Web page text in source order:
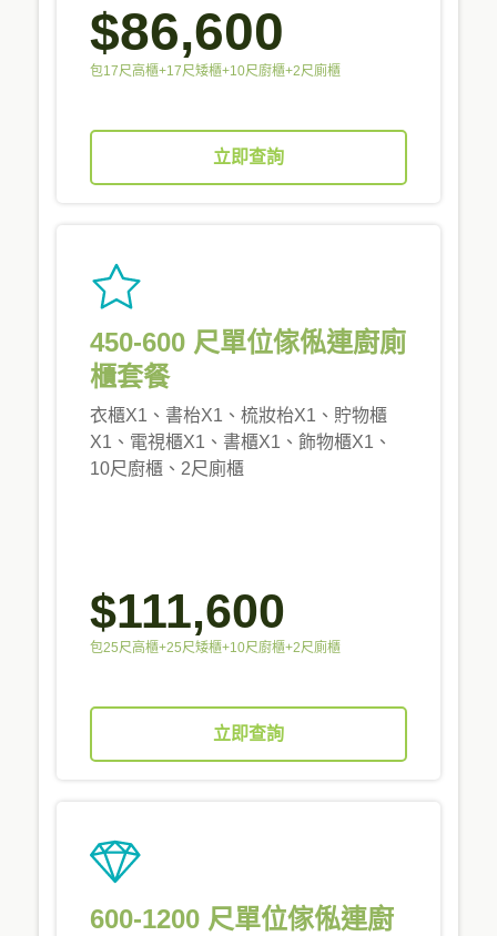
$86,600
包17尺高櫃+17尺矮櫃+10尺廚櫃+2尺廁櫃
立即查詢
450-600 尺單位傢俬連廚廁
櫃套餐
衣櫃X1、書枱X1、梳妝枱X1、貯物櫃
X1、電視櫃X1、書櫃X1、飾物櫃X1、
10尺廚櫃、2尺廁櫃
$111,600
包25尺高櫃+25尺矮櫃+10尺廚櫃+2尺廁櫃
立即查詢
600-1200 尺單位傢俬連廚